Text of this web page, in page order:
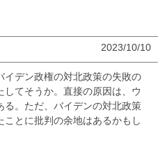
2023/10/10
イデン政権の対北政策の失敗の
てそうか。直接の原因は、ウ
る。ただ、バイデンの対北政策
とに批判の余地はあるかもし